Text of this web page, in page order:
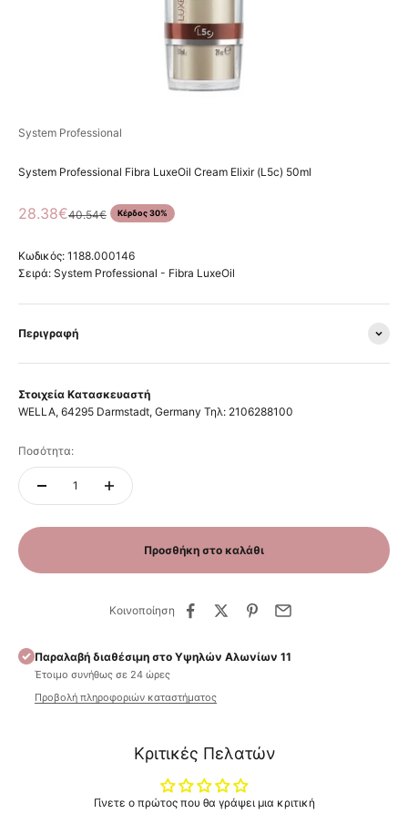
System Professional
System Professional Fibra LuxeOil Cream Elixir (L5c) 50ml
Τιμή πώλησης
28.38€Κανονική τιμή
40.54€ Κέρδος 30%
Κωδικός: 1188.000146
Σειρά: System Professional - Fibra LuxeOil
Περιγραφή
Στοιχεία Κατασκευαστή
WELLA, 64295 Darmstadt, Germany Τηλ: 2106288100
Ποσότητα:
Προσθήκη στο καλάθι
Κοινοποίηση
Παραλαβή διαθέσιμη στο Υψηλών Αλωνίων 11
Έτοιμο συνήθως σε 24 ώρες
Προβολή πληροφοριών καταστήματος
Κριτικές Πελατών
Γίνετε ο πρώτος που θα γράψει μια κριτική